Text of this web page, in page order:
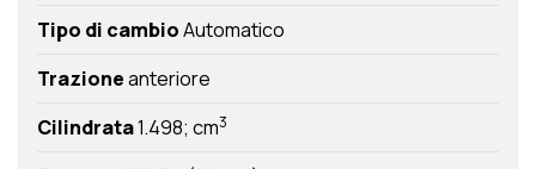
Tipo di cambioAutomatico
Trazioneanteriore
Cilindrata1.498; cm3